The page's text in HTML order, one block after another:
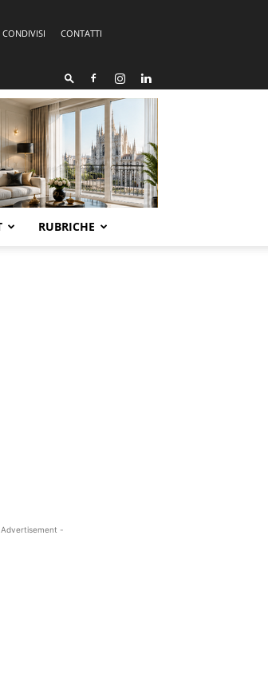
CONTATTI
RUBRICHE
-